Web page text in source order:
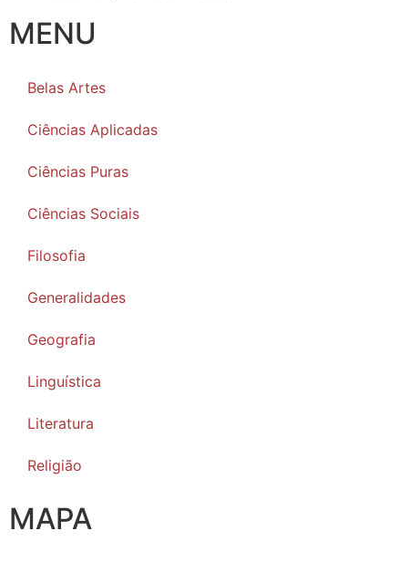
MENU
Belas Artes
Ciências Aplicadas
Ciências Puras
Ciências Sociais
Filosofia
Generalidades
Geografia
Linguística
Literatura
Religião
MAPA